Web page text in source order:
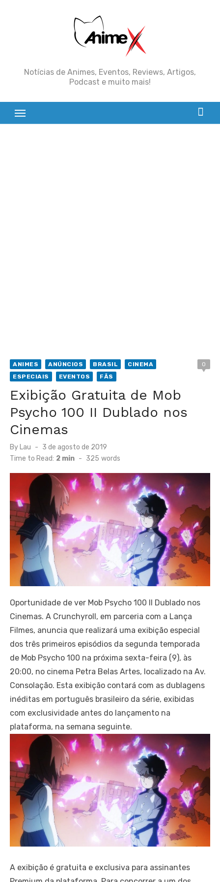
Notícias de Animes, Eventos, Reviews, Artigos,
Podcast e muito mais!
ANIMES ANÚNCIOS BRASIL
CINEMA
ESPECIAIS
EVENTOS FÃS
0
Exibição Gratuita de Mob
Psycho 100 II Dublado nos
Cinemas
By Lau
Posted
on
3 de agosto de 2019
Time to Read: 2 min - 325 words
Oportunidade de ver Mob Psycho 100 II Dublado nos
Cinemas. A Crunchyroll, em parceria com a Lança
Filmes, anuncia que realizará uma exibição especial
dos três primeiros episódios da segunda temporada
de Mob Psycho 100 na próxima sexta-feira (9), às
20:00, no cinema Petra Belas Artes, localizado na Av.
Consolação. Esta exibição contará com as dublagens
inéditas em português brasileiro da série, exibidas
com exclusividade antes do lançamento na
plataforma, na semana seguinte.
A exibição é gratuita e exclusiva para assinantes